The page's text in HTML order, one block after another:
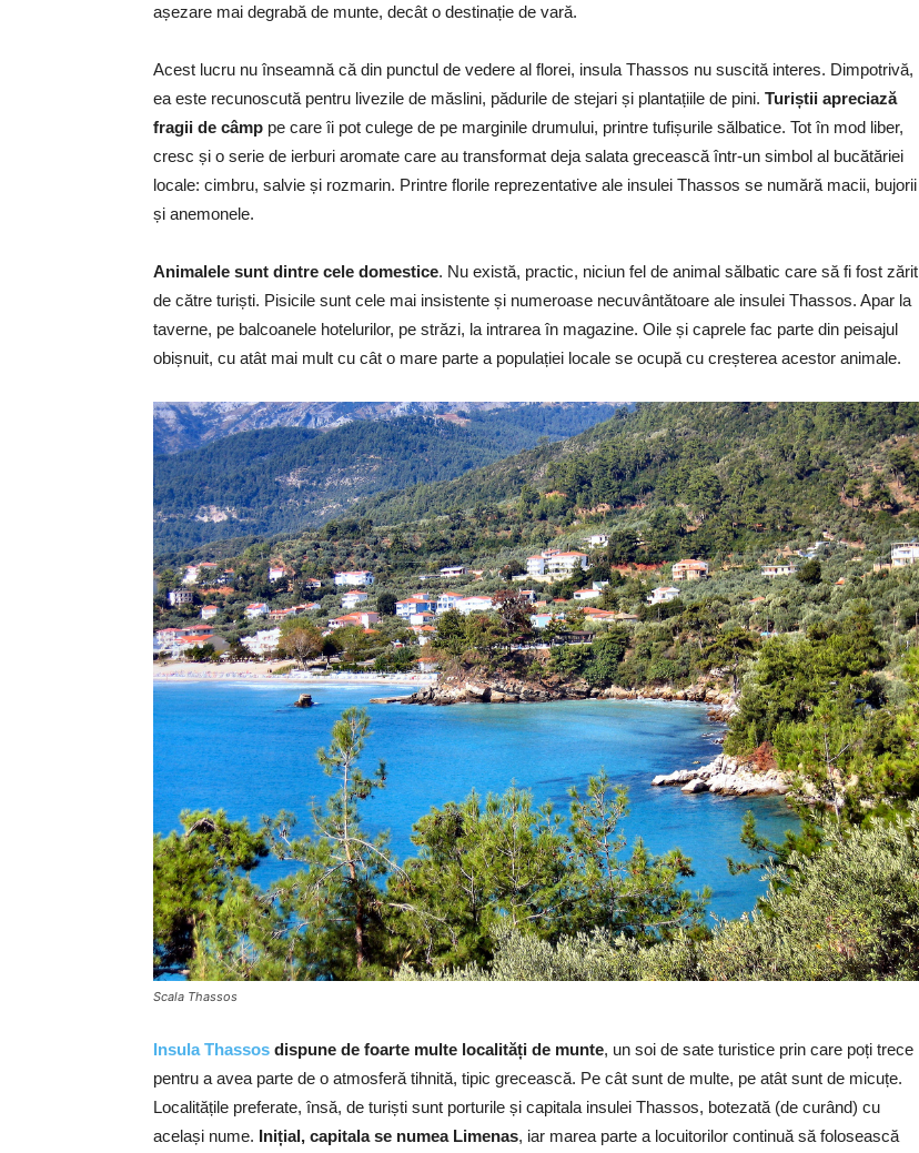
așezare mai degrabă de munte, decât o destinație de vară.
Acest lucru nu înseamnă că din punctul de vedere al florei, insula Thassos nu suscită interes. Dimpotrivă,
ea este recunoscută pentru livezile de măslini, pădurile de stejari și plantațiile de pini. Turiștii apreciază
fragii de câmp pe care îi pot culege de pe marginile drumului, printre tufișurile sălbatice. Tot în mod liber,
cresc și o serie de ierburi aromate care au transformat deja salata grecească într-un simbol al bucătăriei
locale: cimbru, salvie și rozmarin. Printre florile reprezentative ale insulei Thassos se numără macii, bujorii
și anemonele.
Animalele sunt dintre cele domestice. Nu există, practic, niciun fel de animal sălbatic care să fi fost zărit
de către turiști. Pisicile sunt cele mai insistente și numeroase necuvântătoare ale insulei Thassos. Apar la
taverne, pe balcoanele hotelurilor, pe străzi, la intrarea în magazine. Oile și caprele fac parte din peisajul
obișnuit, cu atât mai mult cu cât o mare parte a populației locale se ocupă cu creșterea acestor animale.
Scala Thassos
Insula Thassos dispune de foarte multe localități de munte, un soi de sate turistice prin care poți trece
pentru a avea parte de o atmosferă tihnită, tipic grecească. Pe cât sunt de multe, pe atât sunt de micuțe.
Localitățile preferate, însă, de turiști sunt porturile și capitala insulei Thassos, botezată (de curând) cu
același nume. Inițial, capitala se numea Limenas, iar marea parte a locuitorilor continuă să folosească